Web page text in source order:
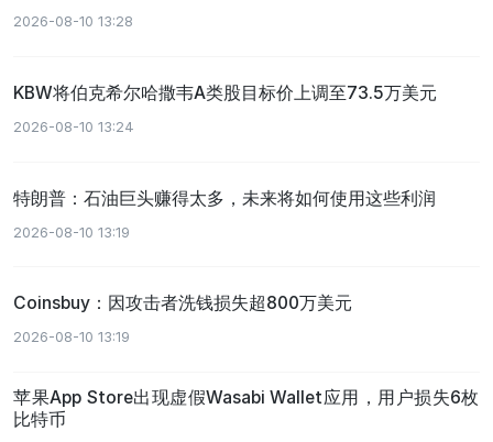
2026-08-10 13:28
KBW将伯克希尔哈撒韦A类股目标价上调至73.5万美元
2026-08-10 13:24
特朗普：石油巨头赚得太多，未来将如何使用这些利润
2026-08-10 13:19
Coinsbuy：因攻击者洗钱损失超800万美元
2026-08-10 13:19
苹果App Store出现虚假Wasabi Wallet应用，用户损失6枚
比特币